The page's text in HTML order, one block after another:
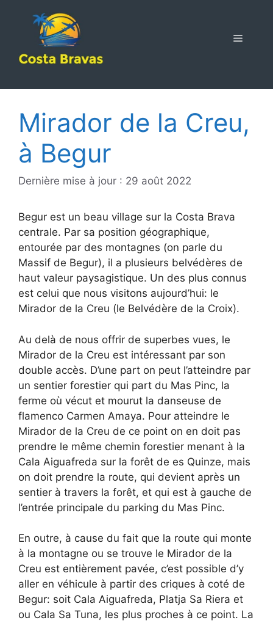
MENU
Mirador de la Creu,
à Begur
Dernière mise à jour : 29 août 2022
Begur est un beau village sur la Costa Brava
centrale. Par sa position géographique,
entourée par des montagnes (on parle du
Massif de Begur), il a plusieurs belvédères de
haut valeur paysagistique. Un des plus connus
est celui que nous visitons aujourd’hui: le
Mirador de la Creu (le Belvédère de la Croix).
Au delà de nous offrir de superbes vues, le
Mirador de la Creu est intéressant par son
double accès. D’une part on peut l’atteindre par
un sentier forestier qui part du Mas Pinc, la
ferme où vécut et mourut la danseuse de
flamenco Carmen Amaya. Pour atteindre le
Mirador de la Creu de ce point on en doit pas
prendre le même chemin forestier menant à la
Cala Aiguafreda sur la forêt de es Quinze, mais
on doit prendre la route, qui devient après un
sentier à travers la forêt, et qui est à gauche de
l’entrée principale du parking du Mas Pinc.
En outre, à cause du fait que la route qui monte
à la montagne ou se trouve le Mirador de la
Creu est entièrement pavée, c’est possible d’y
aller en véhicule à partir des criques à coté de
Begur: soit Cala Aiguafreda, Platja Sa Riera et
ou Cala Sa Tuna, les plus proches à ce point. La